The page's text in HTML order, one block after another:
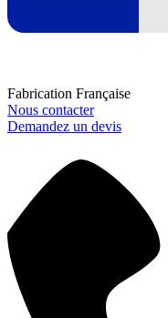
Fabrication Française
Nous contacter
Demandez un devis